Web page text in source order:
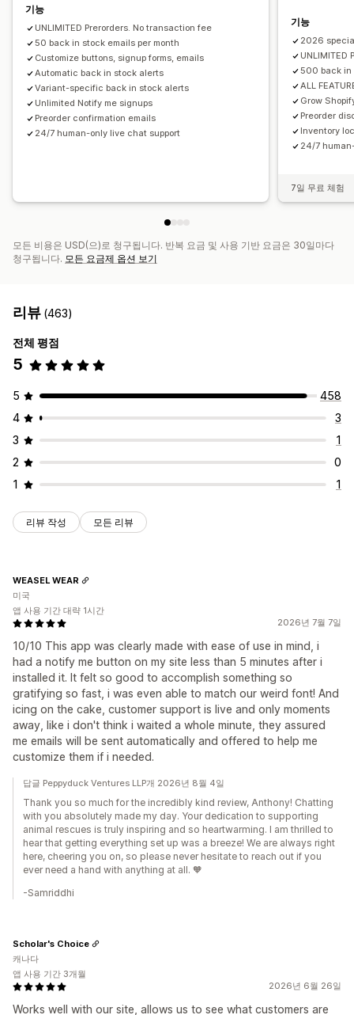
기능
UNLIMITED Prerorders. No transaction fee
50 back in stock emails per month
Customize buttons, signup forms, emails
Automatic back in stock alerts
Variant-specific back in stock alerts
Unlimited Notify me signups
Preorder confirmation emails
24/7 human-only live chat support
기능
2026
UNLIMITED
500 back in
ALL
Grow
Preorder
Inventory
24/7
7일 무료 체험
모든 비용은 USD(으)로 청구됩니다. 반복 요금 및 사용 기반 요금은 30일마다
청구됩니다. 모든 요금제 옵션 보기
리뷰 (463)
전체 평점
5
5
458
4
3
3
1
2
0
1
1
리뷰 작성 모든 리뷰
2026년 7월 7일
10/10 This app was clearly made with ease of use in mind, i
had a notify me button on my site less than 5 minutes after i
installed it. It felt so good to accomplish something so
gratifying so fast, i was even able to match our weird font! And
icing on the cake, customer support is live and only moments
away, like i don't think i waited a whole minute, they assured
me emails will be sent automatically and offered to help me
customize them if i needed.
WEASEL WEAR
미국
앱 사용 기간 대략 1시간
답글 Peppyduck Ventures LLP개 2026년 8월 4일
Thank you so much for the incredibly kind review, Anthony! Chatting
with you absolutely made my day. Your dedication to supporting
animal rescues is truly inspiring and so heartwarming. I am thrilled to
hear that getting everything set up was a breeze! We are always right
here, cheering you on, so please never hesitate to reach out if you
ever need a hand with anything at all. 🧡
-Samriddhi
2026년 6월 26일
Works well with our site, allows us to see what customers are
Scholar's Choice
캐나다
앱 사용 기간 3개월